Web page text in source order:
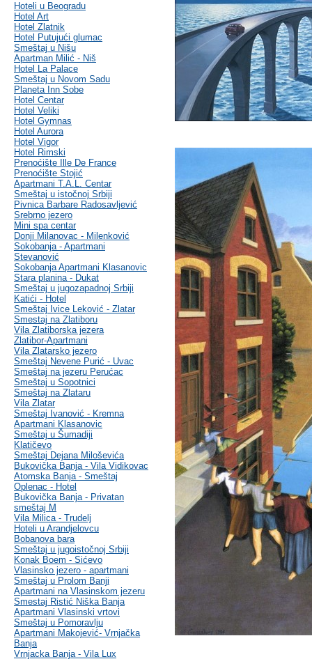
Hoteli u Beogradu
Hotel Art
Hotel Zlatnik
Hotel Putujući glumac
Smeštaj u Nišu
Apartman Milić - Niš
Hotel La Palace
Smeštaj u Novom Sadu
Planeta Inn Sobe
Hotel Centar
Hotel Veliki
Hotel Gymnas
Hotel Aurora
Hotel Vigor
Hotel Rimski
Prenoćište Ille De France
Prenoćište Stojić
Apartmani T.A.L. Centar
Smeštaj u istočnoj Srbiji
Pivnica Barbare Radosavljević
Srebrno jezero
Mini spa centar
Donji Milanovac - Milenković
Sokobanja - Apartmani
Stevanović
Sokobanja Apartmani Klasanovic
Stara planina - Dukat
Smeštaj u jugozapadnoj Srbiji
Katići - Hotel
Smeštaj Ivice Leković - Zlatar
Smestaj na Zlatiboru
Vila Zlatiborska jezera
Zlatibor-Apartmani
Vila Zlatarsko jezero
Smeštaj Nevene Purić - Uvac
Smeštaj na jezeru Perućac
Smeštaj u Sopotnici
Smeštaj na Zlataru
Vila Zlatar
Smeštaj Ivanović - Kremna
Apartmani Klasanovic
Smeštaj u Šumadiji
Klatičevo
Smeštaj Dejana Miloševića
Bukovička Banja - Vila Vidikovac
Atomska Banja - Smeštaj
Oplenac - Hotel
Bukovička Banja - Privatan
smeštaj M
Vila Milica - Trudelj
Hoteli u Arandjelovcu
Bobanova bara
Smeštaj u jugoistočnoj Srbiji
Konak Boem - Sićevo
Vlasinsko jezero - apartmani
Smeštaj u Prolom Banji
Apartmani na Vlasinskom jezeru
Smestaj Ristić Niška Banja
Apartmani Vlasinski vrtovi
Smeštaj u Pomoravlju
Apartmani Makojević- Vrnjačka
Banja
Vrnjacka Banja - Vila Lux